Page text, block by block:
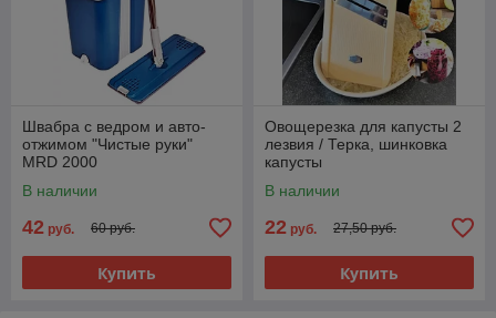
Швабра с ведром и авто-
отжимом "Чистые руки"
MRD 2000
В наличии
42 руб. 60 руб.
Купить
Овощерезка для капусты 2
лезвия / Терка, шинковка
капусты
В наличии
22 руб. 27,50 руб.
Купить